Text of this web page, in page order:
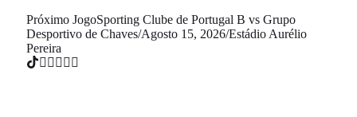
Próximo JogoSporting Clube de Portugal B vs Grupo
Desportivo de Chaves/Agosto 15, 2026/Estádio Aurélio
Pereira